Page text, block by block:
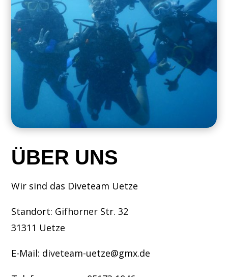
ÜBER UNS
Wir sind das Diveteam Uetze
Standort: Gifhorner Str. 32
31311 Uetze
E-Mail: diveteam-uetze@gmx.de